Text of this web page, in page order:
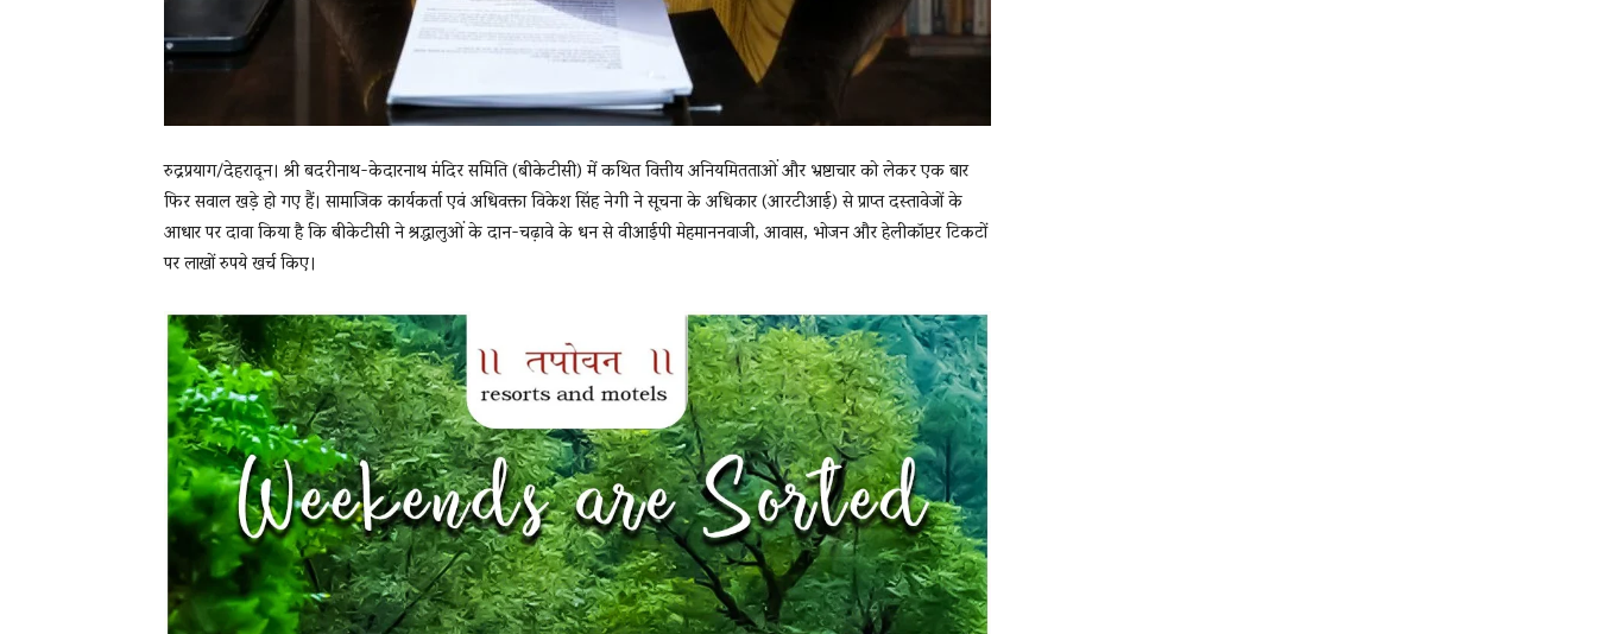
रुद्रप्रयाग/देहरादून। श्री बदरीनाथ-केदारनाथ मंदिर समिति (बीकेटीसी) में कथित वित्तीय अनियमितताओं और भ्रष्टाचार को लेकर एक बार
फिर सवाल खड़े हो गए हैं। सामाजिक कार्यकर्ता एवं अधिवक्ता विकेश सिंह नेगी ने सूचना के अधिकार (आरटीआई) से प्राप्त दस्तावेजों के
आधार पर दावा किया है कि बीकेटीसी ने श्रद्धालुओं के दान-चढ़ावे के धन से वीआईपी मेहमाननवाजी, आवास, भोजन और हेलीकॉप्टर टिकटों
पर लाखों रुपये खर्च किए।